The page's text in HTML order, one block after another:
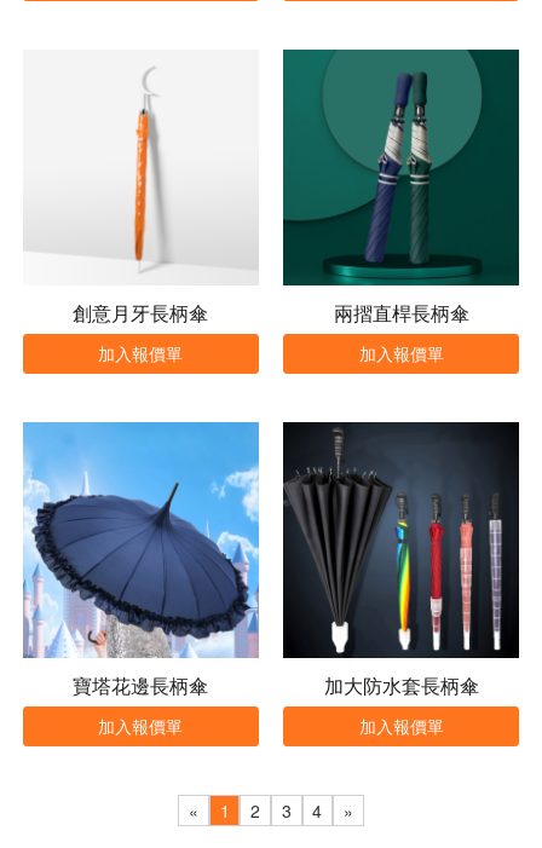
創意月牙長柄傘
加入報價單
兩摺直桿長柄傘
加入報價單
寶塔花邊長柄傘
加入報價單
加大防水套長柄傘
加入報價單
« 1 2 3 4 »